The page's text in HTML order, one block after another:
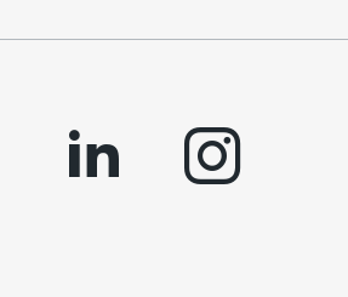
linkedin instagram